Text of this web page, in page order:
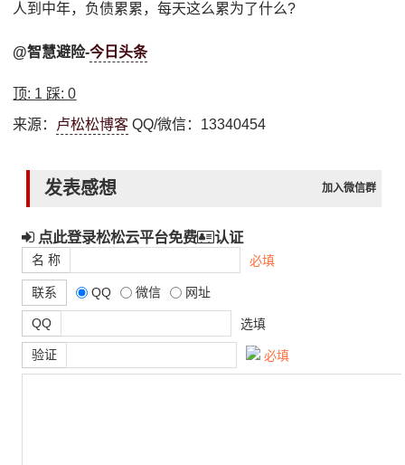
人到中年，负债累累，每天这么累为了什么?
@智慧避险-今日头条
顶: 1 踩:0
来源： 卢松松博客 QQ/微信：13340454
发表感想 加入微信群
点此登录松松云平台免费 认证
名 称 必填
联系 QQ 微信 网址
QQ 选填
验证 必填